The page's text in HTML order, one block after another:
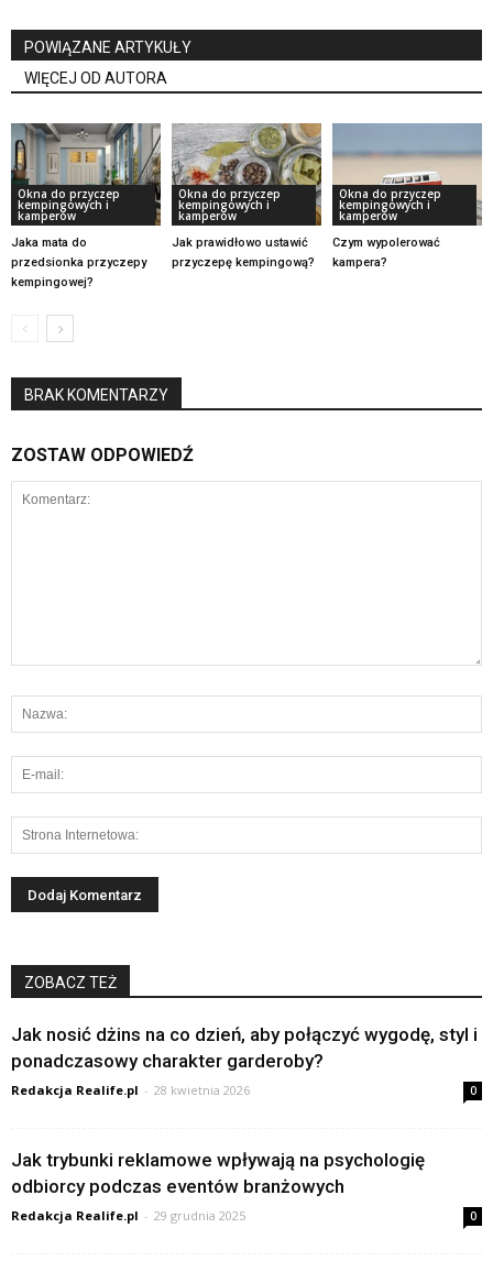
POWIĄZANE ARTYKUŁY
WIĘCEJ OD AUTORA
Okna do przyczep
kempingowych i
kamperów
Jaka mata do
przedsionka przyczepy
kempingowej?
Okna do przyczep
kempingowych i
kamperów
Jak prawidłowo ustawić
przyczepę kempingową?
Okna do przyczep
kempingowych i
kamperów
Czym wypolerować
kampera?
BRAK KOMENTARZY
ZOSTAW ODPOWIEDŹ
ZOBACZ TEŻ
Jak nosić dżins na co dzień, aby połączyć wygodę, styl i
ponadczasowy charakter garderoby?
Redakcja Realife.pl - 28 kwietnia 2026 0
Jak trybunki reklamowe wpływają na psychologię
odbiorcy podczas eventów branżowych
Redakcja Realife.pl - 29 grudnia 2025 0